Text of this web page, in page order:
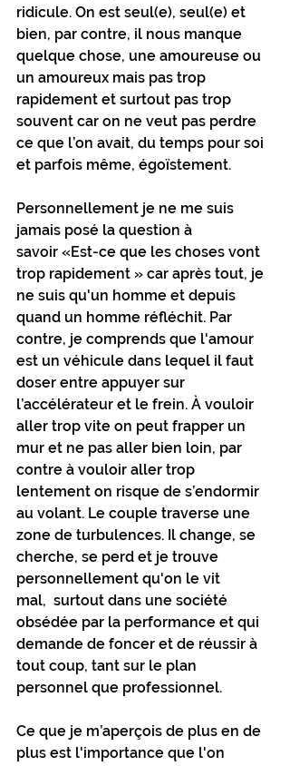
ridicule. On est seul(e), seul(e) et
bien, par contre, il nous manque
quelque chose, une amoureuse ou
un amoureux mais pas trop
rapidement et surtout pas trop
souvent car on ne veut pas perdre
ce que l’on avait, du temps pour soi
et parfois même, égoïstement.
Personnellement je ne me suis
jamais posé la question à
savoir «Est-ce que les choses vont
trop rapidement » car après tout, je
ne suis qu'un homme et depuis
quand un homme réfléchit. Par
contre, je comprends que l'amour
est un véhicule dans lequel il faut
doser entre appuyer sur
l’accélérateur et le frein. À vouloir
aller trop vite on peut frapper un
mur et ne pas aller bien loin, par
contre à vouloir aller trop
lentement on risque de s’endormir
au volant. Le couple traverse une
zone de turbulences. Il change, se
cherche, se perd et je trouve
personnellement qu'on le vit
mal,  surtout dans une société
obsédée par la performance et qui
demande de foncer et de réussir à
tout coup, tant sur le plan
personnel que professionnel.
Ce que je m’aperçois de plus en de
plus est l'importance que l'on